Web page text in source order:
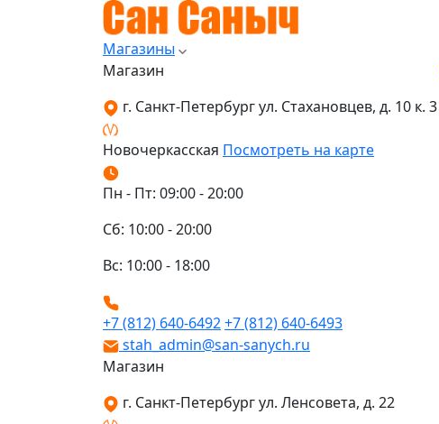
Магазины
Магазин
г. Санкт-Петербург ул. Стахановцев, д. 10 к. 3
Новочеркасская Посмотреть на карте
Пн - Пт: 09:00 - 20:00
Сб: 10:00 - 20:00
Вс: 10:00 - 18:00
+7 (812) 640-6492+7 (812) 640-6493
stah_admin@san-sanych.ru
Магазин
г. Санкт-Петербург ул. Ленсовета, д. 22